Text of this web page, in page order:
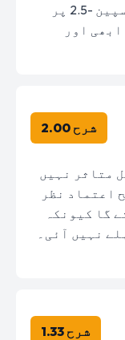
بات نہیں۔ رسک لے رہا ہوں اور اسپین -2.5 پر
اور
شرح 2.00
متاثر نہیں
اعتماد نظر
گا کیونکہ
نہیں آئی۔
شرح 1.33